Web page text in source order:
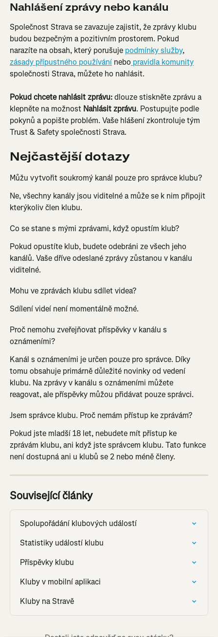
Nahlášení zprávy nebo kanálu
Společnost Strava se zavazuje zajistit, že zprávy klubu
budou bezpečným a pozitivním prostorem. Pokud
narazíte na obsah, který porušuje podmínky služby,
zásady přípustného používání nebo pravidla komunity
společnosti Strava, můžete ho nahlásit.
Pokud chcete nahlásit zprávu: dlouze stiskněte zprávu a
klepněte na možnost Nahlásit zprávu. Postupujte podle
pokynů a popište problém. Vaše hlášení zkontroluje tým
Trust & Safety společnosti Strava.
Nejčastější dotazy
Můžu vytvořit soukromý kanál pouze pro správce klubu?
Ne, všechny kanály jsou viditelné a může se k nim připojit
kterýkoliv člen klubu.
Co se stane s mými zprávami, když opustím klub?
Pokud opustíte klub, budete odebráni ze všech jeho
kanálů. Vaše dříve odeslané zprávy zůstanou v kanálu
viditelné.
Mohu ve zprávách klubu sdílet videa?
Sdílení videí není momentálně možné.
Proč nemohu zveřejňovat příspěvky v kanálu s
oznámeními?
Kanál s oznámeními je určen pouze pro správce. Díky
tomu obsahuje primárně důležité novinky od vedení
klubu. Na zprávy v kanálu s oznámeními můžete
reagovat, ale příspěvky můžou přidávat pouze správci.
Jsem správce klubu. Proč nemám přístup ke zprávám?
Pokud jste mladší 18 let, nebudete mít přístup ke
zprávám klubu, ani když jste správcem klubu. Tato funkce
není dostupná ani u klubů se 2 nebo méně členy.
Související články
Spolupořádání klubových událostí
Statistiky událostí klubu
Příspěvky klubu
Kluby v mobilní aplikaci
Kluby na Stravě